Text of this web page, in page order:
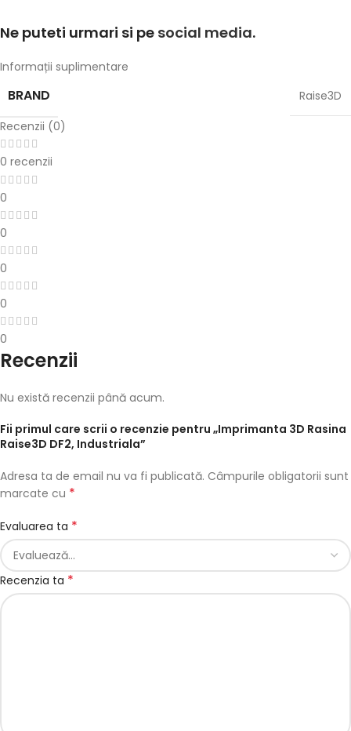
Ne puteti urmari si pe social media.
Informații suplimentare
BRAND
Raise3D
Recenzii (0)
0 recenzii
0
0
0
0
0
Recenzii
Nu există recenzii până acum.
Fii primul care scrii o recenzie pentru „Imprimanta 3D Rasina
Raise3D DF2, Industriala”
Adresa ta de email nu va fi publicată. Câmpurile obligatorii sunt
marcate cu *
Evaluarea ta *
Recenzia ta *